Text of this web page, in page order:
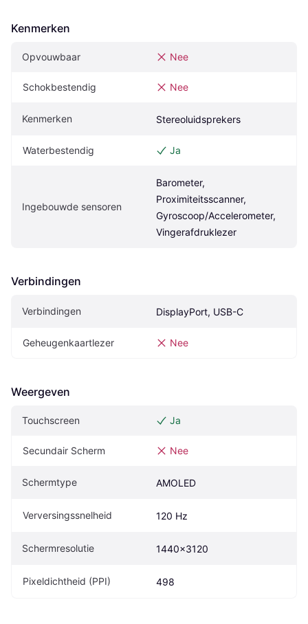
Kenmerken
Opvouwbaar Nee
Schokbestendig Nee
Kenmerken Stereoluidsprekers
Waterbestendig Ja
Ingebouwde sensoren
Barometer,
Proximiteitsscanner,
Gyroscoop/Accelerometer,
Vingerafdruklezer
Verbindingen
Verbindingen DisplayPort, USB-C
Geheugenkaartlezer Nee
Weergeven
Touchscreen Ja
Secundair Scherm Nee
Schermtype AMOLED
Verversingssnelheid 120 Hz
Schermresolutie 1440x3120
Pixeldichtheid (PPI) 498